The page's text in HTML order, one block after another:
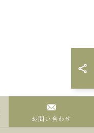
お問い合わせ